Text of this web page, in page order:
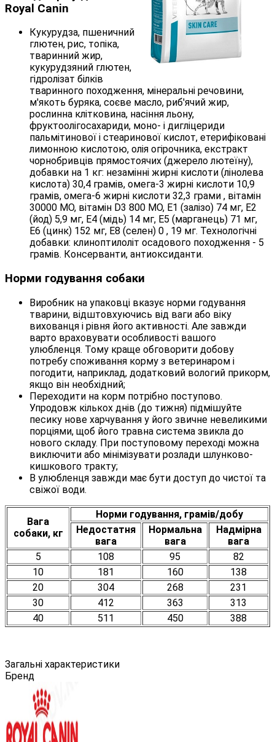
Royal Canin
Кукурудза, пшеничний
глютен, рис, топіка,
тваринний жир,
кукурудзяний глютен,
гідролізат білків
тваринного походження, мінеральні речовини,
м'якоть буряка, соєве масло, риб'ячий жир,
рослинна клітковина, насіння льону,
фруктоолігосахариди, моно- і дигліцериди
пальмітинової і стеаринової кислот, етерифіковані
лимонною кислотою, олія огірочника, екстракт
чорнобривців прямостоячих (джерело лютеїну),
добавки на 1 кг: незамінні жирні кислоти (лінолева
кислота) 30,4 грамів, омега-3 жирні кислоти 10,9
грамів, омега-6 жирні кислоти 32,3 грами , вітамін
30000 МО, вітамін D3 800 МО, Е1 (залізо) 74 мг, Е2
(йод) 5,9 мг, Е4 (мідь) 14 мг, Е5 (марганець) 71 мг,
Е6 (цинк) 152 мг, Е8 (селен) 0 , 19 мг. Технологічні
добавки: клиноптилоліт осадового походження - 5
грамів. Консерванти, антиоксиданти.
Норми годування собаки
Виробник на упаковці вказує норми годування
тварини, відштовхуючись від ваги або віку
вихованця і рівня його активності. Але завжди
варто враховувати особливості вашого
улюбленця. Тому краще обговорити добову
потребу споживання корму з ветеринаром і
погодити, наприклад, додатковий вологий прикорм,
якщо він необхідний;
Переходити на корм потрібно поступово.
Упродовж кількох днів (до тижня) підмішуйте
песику нове харчування у його звичне невеликими
порціями, щоб його травна система звикла до
нового складу. При поступовому переході можна
виключити або мінімізувати розлади шлунково-
кишкового тракту;
В улюбленця завжди має бути доступ до чистої та
свіжої води.
Вага
собаки, кг
Норми годування, грамів/добу
Недостатня
вага
Нормальна
вага
Надмірна
вага
5
108 95
82
10
181 160
138
20
304 268
231
30
412 363
313
40
511 450 388
Загальні характеристики
Бренд